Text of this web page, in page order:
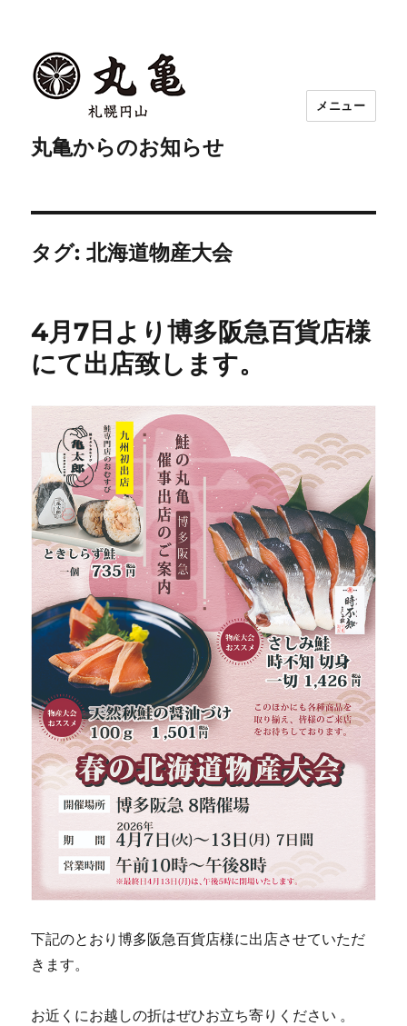
丸亀からのお知らせ
メニュー
タグ:北海道物産大会
4月7日より博多阪急百貨店様
にて出店致します。
下記のとおり博多阪急百貨店様に出店させていただ
きます。
お近くにお越しの折はぜひお立ち寄りください 。